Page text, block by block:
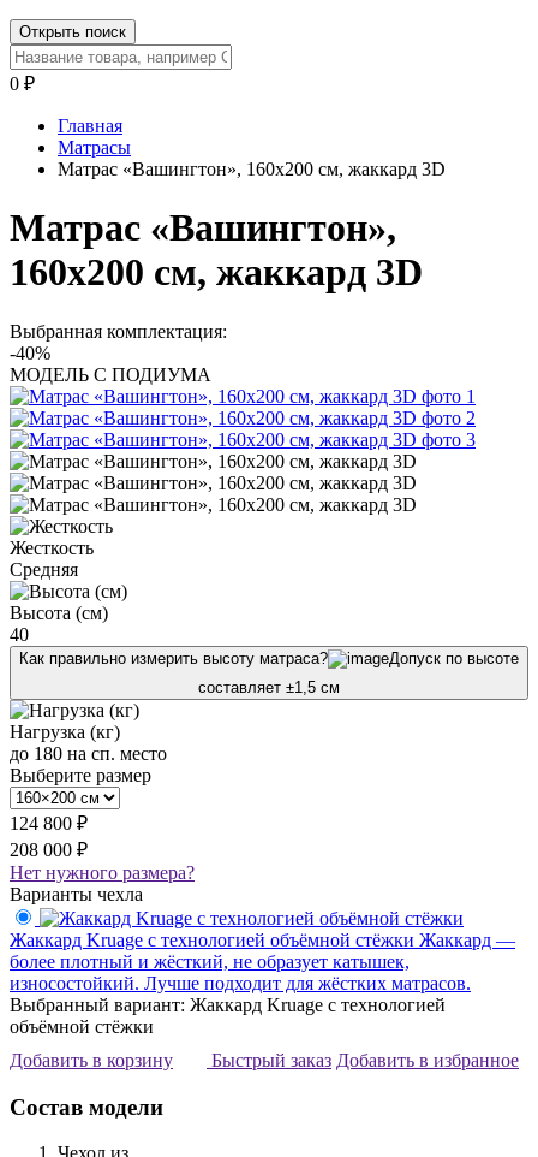
Открыть поиск
0 ₽
Главная
Матрасы
Матрас «Вашингтон», 160x200 см, жаккард 3D
Матрас «Вашингтон»,
160x200 см, жаккард 3D
Выбранная комплектация:
-40%
МОДЕЛЬ С ПОДИУМА
Жесткость
Средняя
Высота (см)
40
Как правильно измерить высоту матраса?
Допуск по высоте
составляет ±1,5 см
Нагрузка (кг)
до 180 на сп. место
Выберите размер
124 800 ₽
208 000 ₽
Нет нужного размера?
Варианты чехла
Жаккард Kruage с технологией объёмной стёжки Жаккард —
более плотный и жёсткий, не образует катышек,
износостойкий. Лучше подходит для жёстких матрасов.
Выбранный вариант: Жаккард Kruage с технологией
объёмной стёжки
Добавить в корзину
Быстрый заказ Добавить в избранное
Состав модели